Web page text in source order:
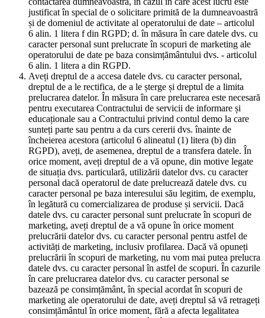
justificat în special de o solicitare primită de la dumneavoastră
și de domeniul de activitate al operatorului de date – articolul
6 alin. 1 litera f din RGPD; d. în măsura în care datele dvs. cu
caracter personal sunt prelucrate în scopuri de marketing ale
operatorului de date pe baza consimțământului dvs. - articolul
6 alin. 1 litera a din RGPD.
Aveți dreptul de a accesa datele dvs. cu caracter personal,
dreptul de a le rectifica, de a le șterge și dreptul de a limita
prelucrarea datelor. În măsura în care prelucrarea este necesară
pentru executarea Contractului de servicii de informare și
educaționale sau a Contractului privind contul demo la care
sunteți parte sau pentru a da curs cererii dvs. înainte de
încheierea acestora (articolul 6 alineatul (1) litera (b) din
RGPD), aveți, de asemenea, dreptul de a transfera datele. În
orice moment, aveți dreptul de a vă opune, din motive legate
de situația dvs. particulară, utilizării datelor dvs. cu caracter
personal dacă operatorul de date prelucrează datele dvs. cu
caracter personal pe baza interesului său legitim, de exemplu,
în legătură cu comercializarea de produse și servicii. Dacă
datele dvs. cu caracter personal sunt prelucrate în scopuri de
marketing, aveți dreptul de a vă opune în orice moment
prelucrării datelor dvs. cu caracter personal pentru astfel de
activități de marketing, inclusiv profilarea. Dacă vă opuneți
prelucrării în scopuri de marketing, nu vom mai putea prelucra
datele dvs. cu caracter personal în astfel de scopuri. În cazurile
în care prelucrarea datelor dvs. cu caracter personal se
bazează pe consimțământ, în special acordat în scopuri de
marketing ale operatorului de date, aveți dreptul să vă retrageți
consimțământul în orice moment, fără a afecta legalitatea